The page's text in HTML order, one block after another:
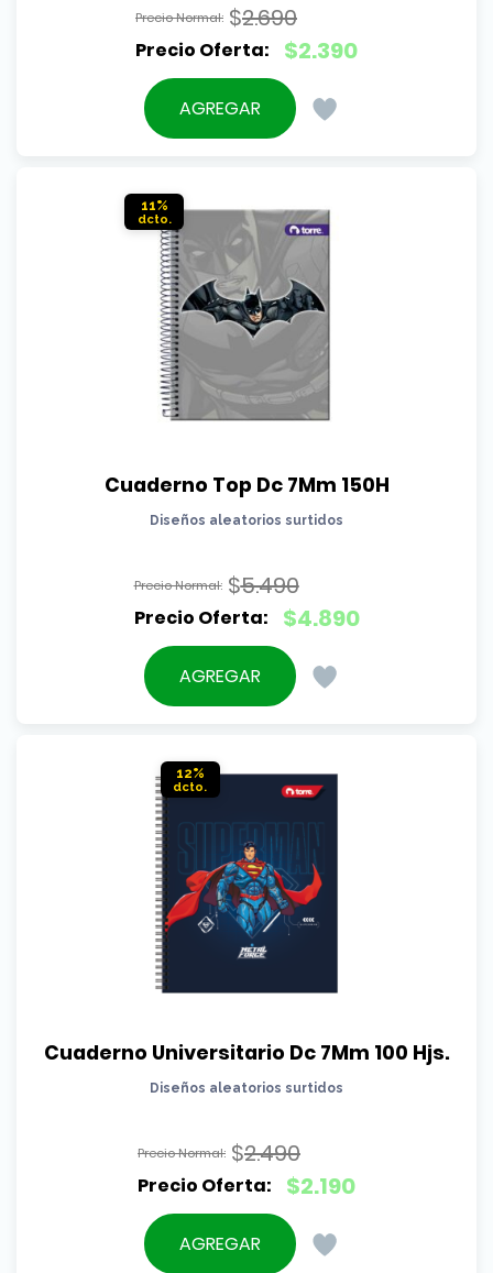
$2.690
El
precio
original
$2.390
El
precio
actual
AGREGAR
11%
Cuaderno Top Dc 7Mm 150H
Diseños aleatorios surtidos
$5.490
El
precio
original
$4.890
El
precio
actual
AGREGAR
12%
Cuaderno Universitario Dc 7Mm 100 Hjs.
Diseños aleatorios surtidos
$2.490
El
precio
original
$2.190
El
precio
actual
AGREGAR